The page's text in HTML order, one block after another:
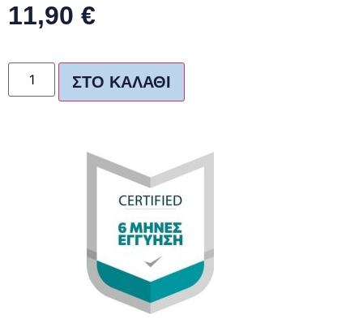
11,90 €
ΣΤΟ ΚΑΛΆΘΙ